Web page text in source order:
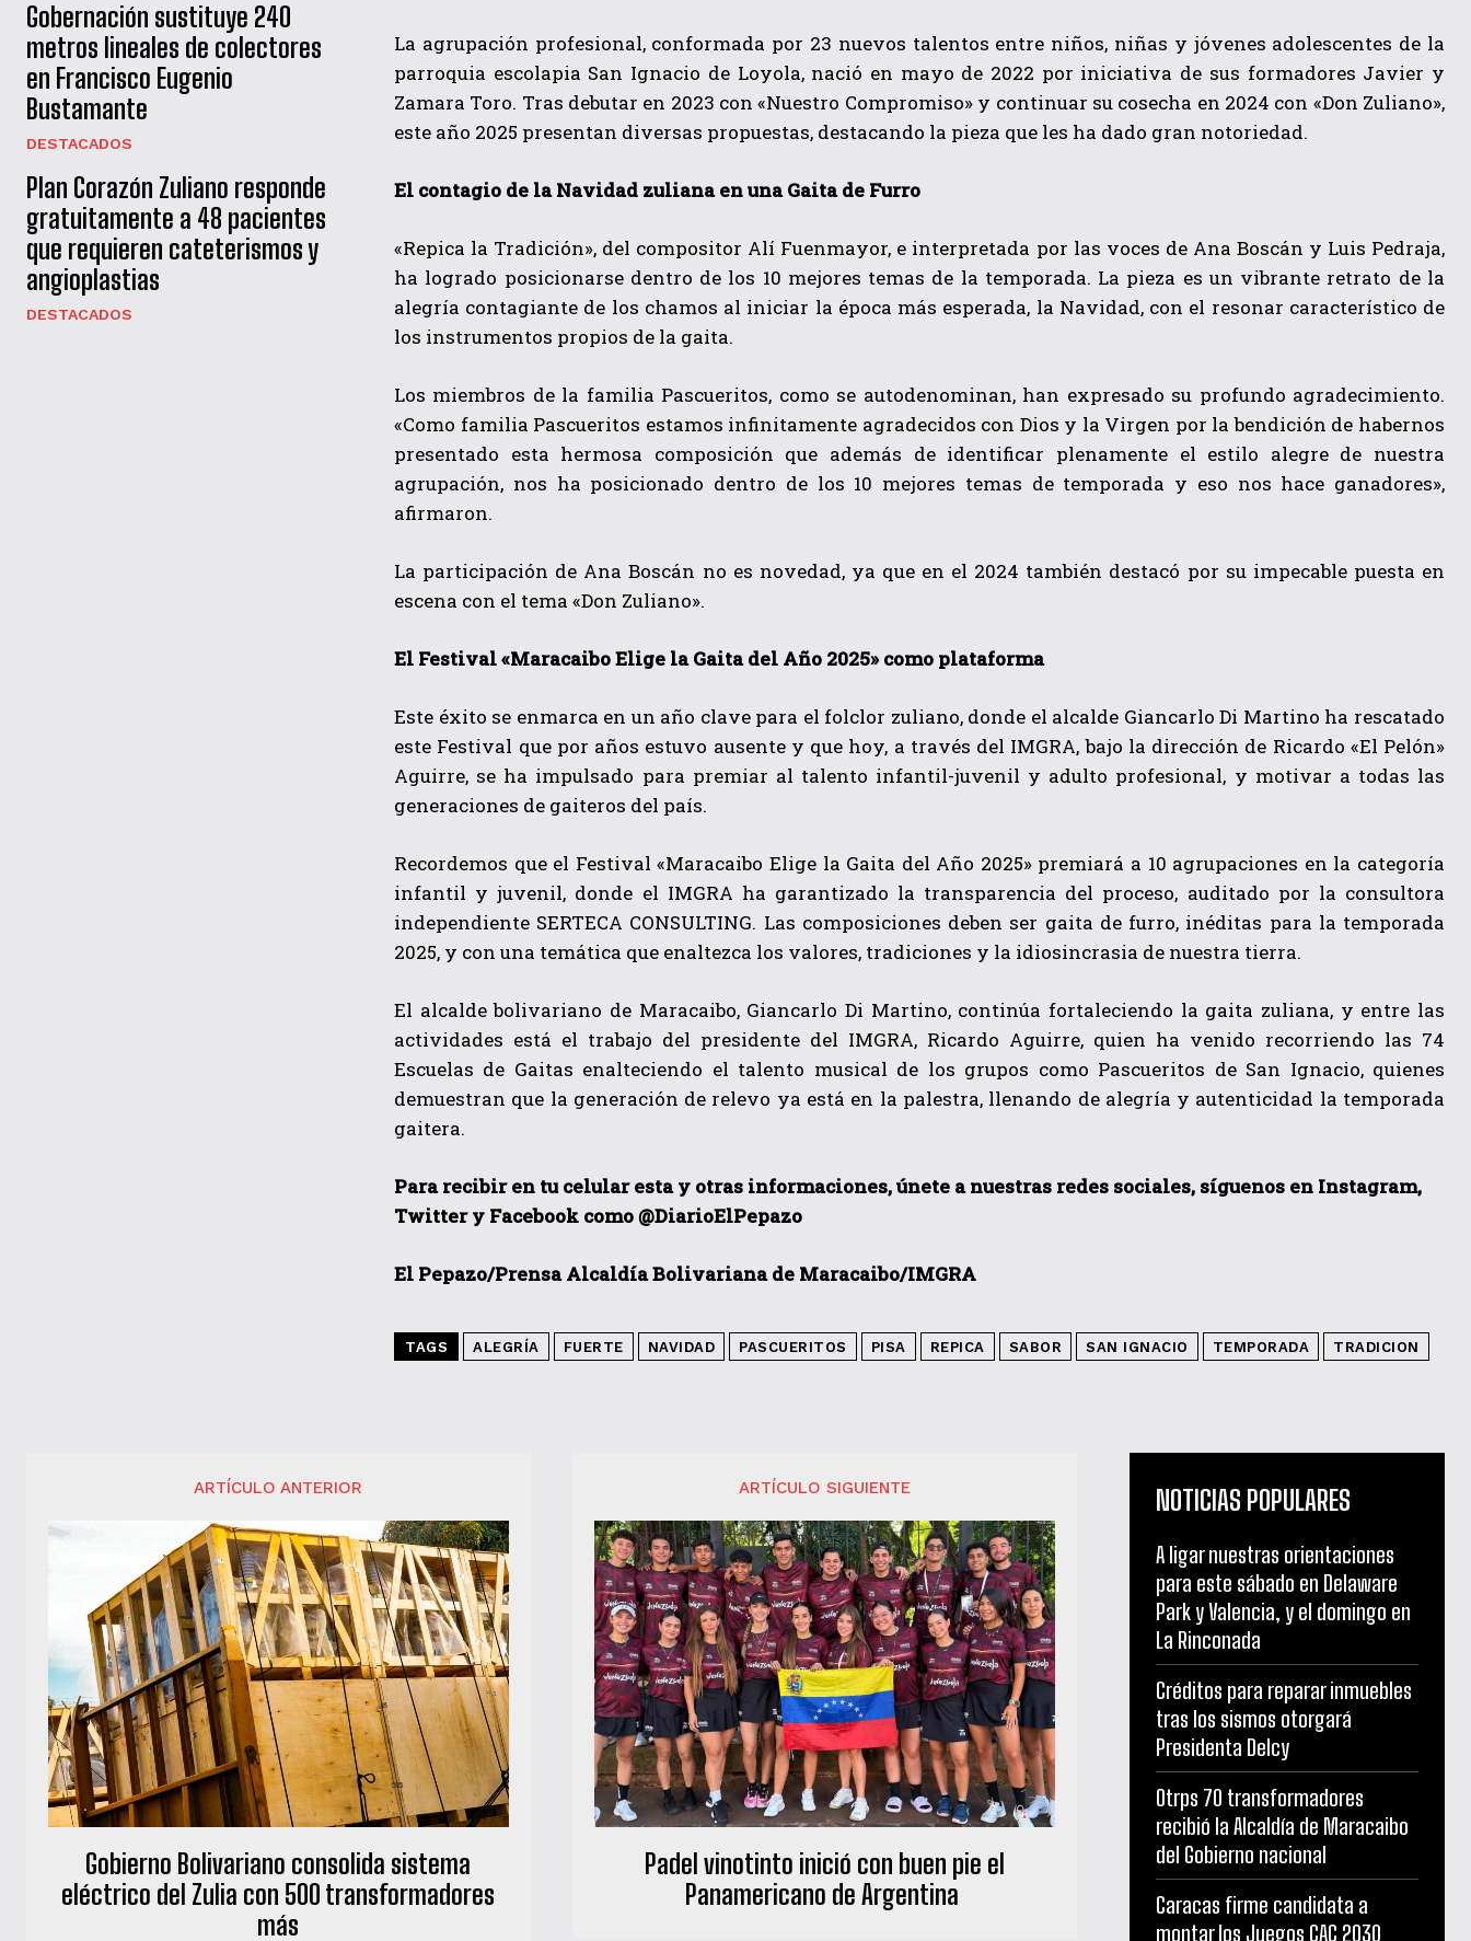
He leído y acepto lasPolítica de privacidad.
Gobernación sustituye 240
metros lineales de colectores
en Francisco Eugenio
Bustamante
DESTACADOS
Plan Corazón Zuliano responde
gratuitamente a 48 pacientes
que requieren cateterismos y
angioplastias
DESTACADOS
La agrupación profesional, conformada por 23 nuevos talentos entre niños, niñas y jóvenes adolescentes de la
parroquia escolapia San Ignacio de Loyola, nació en mayo de 2022 por iniciativa de sus formadores Javier y
Zamara Toro. Tras debutar en 2023 con «Nuestro Compromiso» y continuar su cosecha en 2024 con «Don Zuliano»,
este año 2025 presentan diversas propuestas, destacando la pieza que les ha dado gran notoriedad.
El contagio de la Navidad zuliana en una Gaita de Furro
«Repica la Tradición», del compositor Alí Fuenmayor, e interpretada por las voces de Ana Boscán y Luis Pedraja,
ha logrado posicionarse dentro de los 10 mejores temas de la temporada. La pieza es un vibrante retrato de la
alegría contagiante de los chamos al iniciar la época más esperada, la Navidad, con el resonar característico de
los instrumentos propios de la gaita.
Los miembros de la familia Pascueritos, como se autodenominan, han expresado su profundo agradecimiento.
«Como familia Pascueritos estamos infinitamente agradecidos con Dios y la Virgen por la bendición de habernos
presentado esta hermosa composición que además de identificar plenamente el estilo alegre de nuestra
agrupación, nos ha posicionado dentro de los 10 mejores temas de temporada y eso nos hace ganadores»,
afirmaron.
La participación de Ana Boscán no es novedad, ya que en el 2024 también destacó por su impecable puesta en
escena con el tema «Don Zuliano».
El Festival «Maracaibo Elige la Gaita del Año 2025» como plataforma
Este éxito se enmarca en un año clave para el folclor zuliano, donde el alcalde Giancarlo Di Martino ha rescatado
este Festival que por años estuvo ausente y que hoy, a través del IMGRA, bajo la dirección de Ricardo «El Pelón»
Aguirre, se ha impulsado para premiar al talento infantil-juvenil y adulto profesional, y motivar a todas las
generaciones de gaiteros del país.
Recordemos que el Festival «Maracaibo Elige la Gaita del Año 2025» premiará a 10 agrupaciones en la categoría
infantil y juvenil, donde el IMGRA ha garantizado la transparencia del proceso, auditado por la consultora
independiente SERTECA CONSULTING. Las composiciones deben ser gaita de furro, inéditas para la temporada
2025, y con una temática que enaltezca los valores, tradiciones y la idiosincrasia de nuestra tierra.
El alcalde bolivariano de Maracaibo, Giancarlo Di Martino, continúa fortaleciendo la gaita zuliana, y entre las
actividades está el trabajo del presidente del IMGRA, Ricardo Aguirre, quien ha venido recorriendo las 74
Escuelas de Gaitas enalteciendo el talento musical de los grupos como Pascueritos de San Ignacio, quienes
demuestran que la generación de relevo ya está en la palestra, llenando de alegría y autenticidad la temporada
gaitera.
Para recibir en tu celular esta y otras informaciones, únete a nuestras redes sociales, síguenos en Instagram,
Twitter y Facebook como @DiarioElPepazo
El Pepazo/Prensa Alcaldía Bolivariana de Maracaibo/IMGRA
TAGS ALEGRÍA FUERTE NAVIDAD PASCUERITOS PISA REPICA SABOR SAN IGNACIO TEMPORADA TRADICION
ARTÍCULO ANTERIOR
Gobierno Bolivariano consolida sistema
eléctrico del Zulia con 500 transformadores
más
ARTÍCULO SIGUIENTE
Padel vinotinto inició con buen pie el
Panamericano de Argentina
NOTICIAS POPULARES
A ligar nuestras orientaciones
para este sábado en Delaware
Park y Valencia, y el domingo en
La Rinconada
Créditos para reparar inmuebles
tras los sismos otorgará
Presidenta Delcy
Otrps 70 transformadores
recibió la Alcaldía de Maracaibo
del Gobierno nacional
Caracas firme candidata a
montar los Juegos CAC 2030